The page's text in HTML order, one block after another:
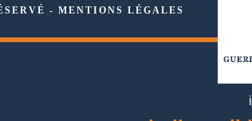
- MENTIONS LÉGALES